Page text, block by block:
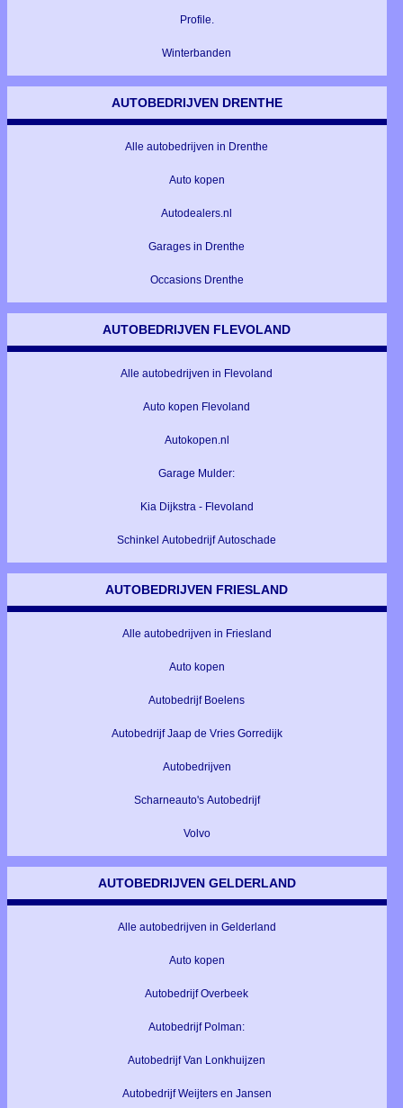
Profile.
Winterbanden
AUTOBEDRIJVEN DRENTHE
Alle autobedrijven in Drenthe
Auto kopen
Autodealers.nl
Garages in Drenthe
Occasions Drenthe
AUTOBEDRIJVEN FLEVOLAND
Alle autobedrijven in Flevoland
Auto kopen Flevoland
Autokopen.nl
Garage Mulder:
Kia Dijkstra - Flevoland
Schinkel Autobedrijf Autoschade
AUTOBEDRIJVEN FRIESLAND
Alle autobedrijven in Friesland
Auto kopen
Autobedrijf Boelens
Autobedrijf Jaap de Vries Gorredijk
Autobedrijven
Scharneauto's Autobedrijf
Volvo
AUTOBEDRIJVEN GELDERLAND
Alle autobedrijven in Gelderland
Auto kopen
Autobedrijf Overbeek
Autobedrijf Polman:
Autobedrijf Van Lonkhuijzen
Autobedrijf Weijters en Jansen